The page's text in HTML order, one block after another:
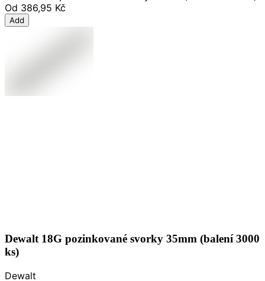
Od 386,95 Kč
Add
Dewalt 18G pozinkované svorky 35mm (balení 3000
ks)
Dewalt